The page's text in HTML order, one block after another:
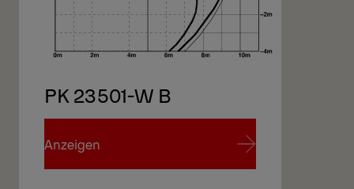
PK 23501-W B
Anzeigen